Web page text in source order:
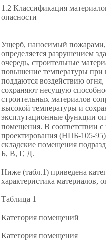
1.2 Классификация
опасности
Ущерб, наносимый пожарами,
определяется разрушением
очередь, строительные
повышение температуры при
поддаются воздействию
сохраняют несущую
строительных материалов
высокой температуры и
эксплутационные функции
помещения. В соответствии
проектирования (НПБ-105-
складские помещения
Б, В, Г, Д.
Ниже (табл.1) приведена
характеристика материалов,
Таблица 1
Категория помещений
Категория помещения